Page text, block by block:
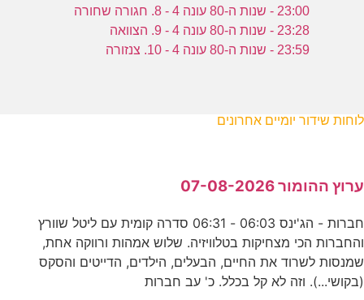
23:00 - שנות ה-80 עונה 4 - 8. חגורה שחורה
23:28 - שנות ה-80 עונה 4 - 9. הצוואה
23:59 - שנות ה-80 עונה 4 - 10. צנזורה
לוחות שידור יומיים אחרונים
ערוץ ההומור 07-08-2026
חברות - הג'ינס 06:03 - 06:31 סדרה קומית עם ליטל שוורץ
והחברות הכי מצחיקות בטלוויזיה. שלוש אמהות ורווקה אחת,
שמנסות לשרוד את החיים, הבעלים, הילדים, הדייטים והסקס
(בקושי...). וזה לא קל בכלל. כ' עב חברות